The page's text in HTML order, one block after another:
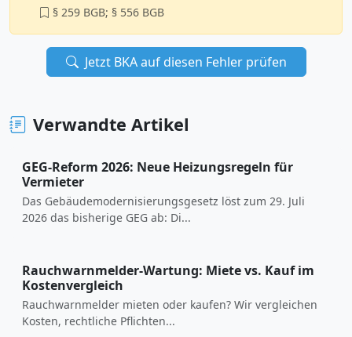
§ 259 BGB; § 556 BGB
Jetzt BKA auf diesen Fehler prüfen
Verwandte Artikel
GEG-Reform 2026: Neue Heizungsregeln für
Vermieter
Das Gebäudemodernisierungsgesetz löst zum 29. Juli
2026 das bisherige GEG ab: Di...
Rauchwarnmelder-Wartung: Miete vs. Kauf im
Kostenvergleich
Rauchwarnmelder mieten oder kaufen? Wir vergleichen
Kosten, rechtliche Pflichten...